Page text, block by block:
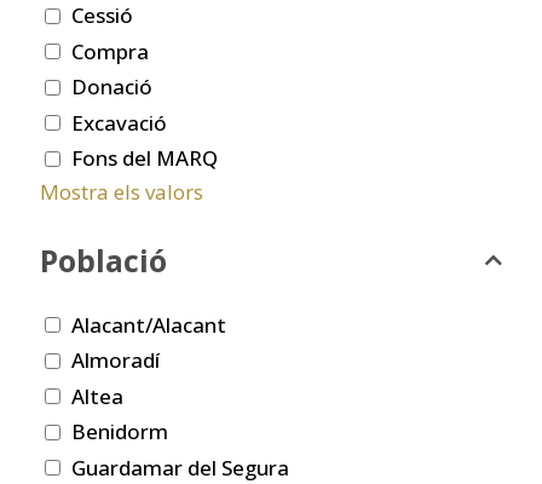
Cessió
Compra
Donació
Excavació
Fons del MARQ
Mostra els valors
Població
Alacant/Alacant
Almoradí
Altea
Benidorm
Guardamar del Segura